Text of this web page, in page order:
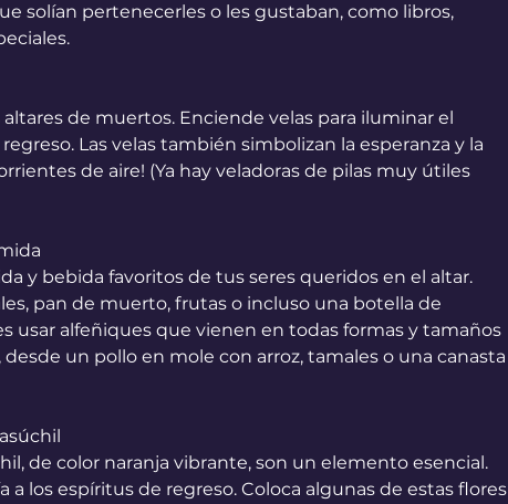
solían pertenecerles o les gustaban, como libros,
altares de muertos. Enciende velas para iluminar el
Las velas también simbolizan la esperanza y la
de aire! (Ya hay veladoras de pilas muy útiles
y bebida favoritos de tus seres queridos en el altar.
pan de muerto, frutas o incluso una botella de
usar alfeñiques que vienen en todas formas y tamaños
un pollo en mole con arroz, tamales o una canasta
de color naranja vibrante, son un elemento esencial.
a los espíritus de regreso. Coloca algunas de estas flores